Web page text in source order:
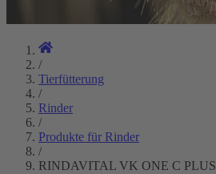
/
Tierfütterung
/
Rinder
/
Produkte für Rinder
/
RINDAVITAL VK ONE C PLUS